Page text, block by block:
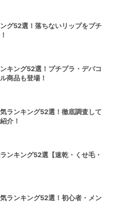
グ52選！落ちないリップをプチ
キング52選！プチプラ・デパコ
商品も登場！
ランキング52選！徹底調査して
介！
ンキング52選【速乾・くせ毛・
ランキング52選！初心者・メン